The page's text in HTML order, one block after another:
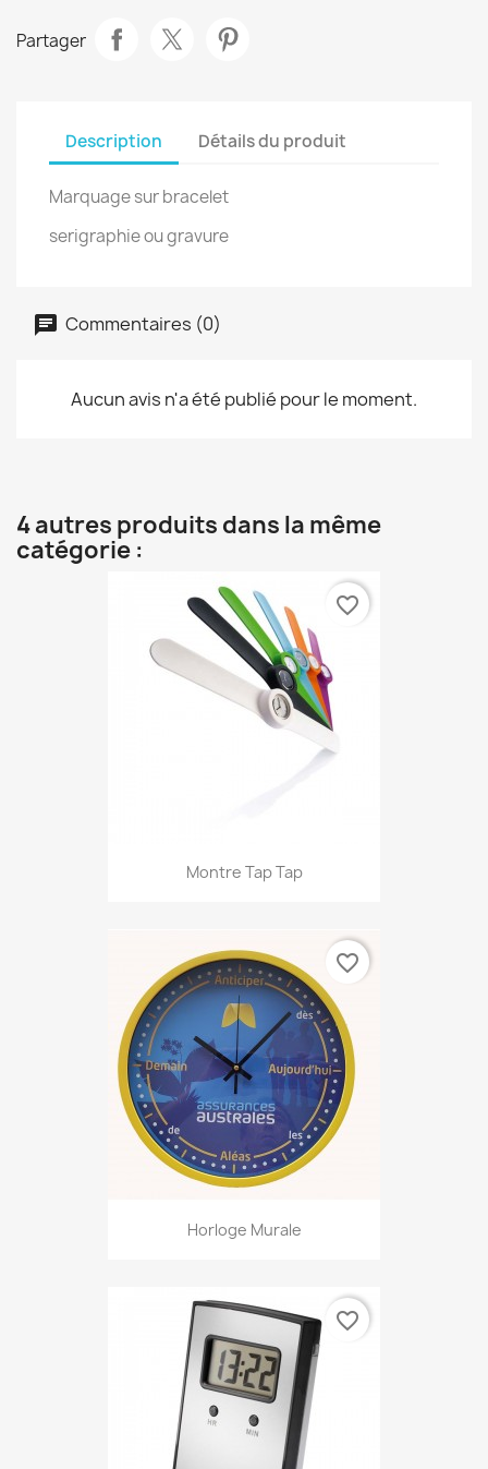
Partager
Description Détails du produit
Marquage sur bracelet
serigraphie ou gravure
Commentaires (0)
Aucun avis n'a été publié pour le moment.
4 autres produits dans la même
catégorie :
Montre Tap Tap
favorite_border
Horloge Murale
favorite_border
favorite_border